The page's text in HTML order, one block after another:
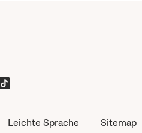
Leichte Sprache Sitemap